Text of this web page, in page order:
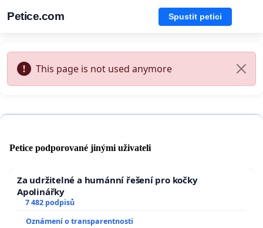
Petice.com Spustit petici
This page is not used anymore
Petice podporované jinými uživateli
Za udržitelné a humánní řešení pro kočky
Apolinářky
7 482 podpisů
Oznámení o transparentnosti